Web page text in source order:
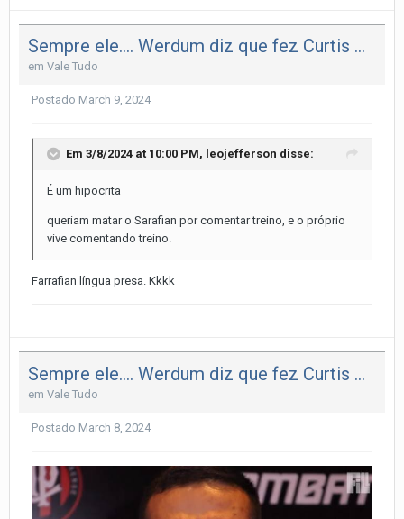
Sempre ele.... Werdum diz que fez Curtis Blaydes sangrar em treino
em Vale Tudo
Postado March 9, 2024
Em 3/8/2024 at 10:00 PM, leojefferson disse:
É um hipocrita
queriam matar o Sarafian por comentar treino, e o próprio
vive comentando treino.
Farrafian língua presa. Kkkk
Sempre ele.... Werdum diz que fez Curtis Blaydes sangrar em treino
em Vale Tudo
Postado March 8, 2024